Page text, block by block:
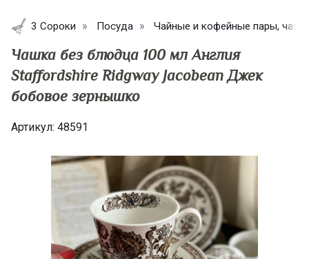
3 Сороки Посуда Чайные и кофейные пары,
Чашка без блюдца 100 мл Англия
Staffordshire Ridgway Jacobean Джек
бобовое зернышко
Артикул: 48591